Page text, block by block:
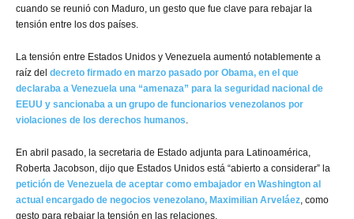
cuando se reunió con Maduro, un gesto que fue clave para rebajar la
tensión entre los dos países.
La tensión entre Estados Unidos y Venezuela aumentó notablemente a
raíz del decreto firmado en marzo pasado por Obama, en el que
declaraba a Venezuela una “amenaza” para la seguridad nacional de
EEUU y sancionaba a un grupo de funcionarios venezolanos por
violaciones de los derechos humanos.
En abril pasado, la secretaria de Estado adjunta para Latinoamérica,
Roberta Jacobson, dijo que Estados Unidos está “abierto a considerar” la
petición de Venezuela de aceptar como embajador en Washington al
actual encargado de negocios venezolano, Maximilian Arveláez, como
gesto para rebajar la tensión en las relaciones.